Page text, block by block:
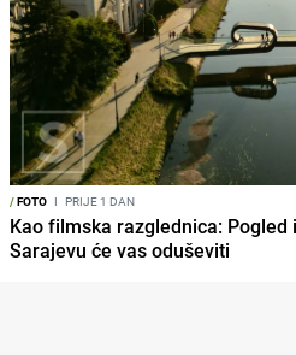
/FOTO I PRIJE 1 DAN
Kao filmska razglednica: Pogled
Sarajevu će vas oduševiti